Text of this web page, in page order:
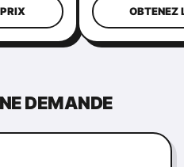
OBTENEZ
DEMANDE